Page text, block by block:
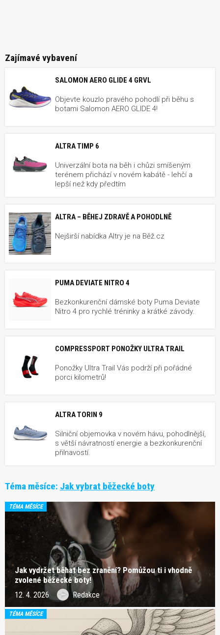
Zajímavé vybavení
SALOMON AERO GLIDE 4 GRVL
Objevte kouzlo pravého pohodlí při běhu s
botami Salomon AERO GLIDE 4!
ALTRA TIMP 6
Univerzální bota na běh i chůzi smíšeným
terénem přichází v novém kabátě - lehčí a
lepší než kdy předtím
ALTRA – BĚHEJ ZDRAVĚ A POHODLNĚ
Nejširší nabídka Altry je na Běž.cz
PUMA DEVIATE NITRO 4
Bezkonkurenční dámské boty Puma Deviate
Nitro 4 pro rychlé tréninky a krátké závody.
COMPRESSPORT PONOŽKY ULTRA TRAIL
Ponožky Ultra Trail Vás podrží při pořádné
porci kilometrů!
ALTRA TORIN 9
Silniční objemovka v novém hávu, pohodlnější,
s větší návratností energie a bezkonkurenční
přilnavostí.
Téma měsíce: Jak vybrat běžecké boty
TÉMA MĚSÍCE
Jak vydržet běhat bez zranění? Pomůžou ti i vhodně
zvolené běžecké boty!
12. 4. 2026 Redakce
TÉMA MĚSÍCE